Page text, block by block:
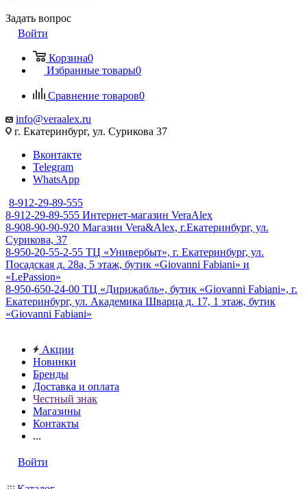
Задать вопрос
Войти
Корзина0
Избранные товары0
Сравнение товаров0
info@veraalex.ru
г. Екатеринбург, ул. Сурикова 37
Вконтакте
Telegram
WhatsApp
8-912-29-89-555
8-912-29-89-555 Интернет-магазин VeraAlex
8-908-90-90-920 Магазин Vera&Alex, г.Екатеринбург, ул.
Сурикова, 37
8-950-20-55-2-55 ТЦ «Универбыт», г. Екатеринбург, ул.
Посадская д. 28а, 5 этаж, бутик «Giovanni Fabiani» и
«LePassion»
8-950-650-24-00 ТЦ «Дирижабль», бутик «Giovanni Fabiani», г.
Екатеринбург, ул. Академика Шварца д. 17, 1 этаж, бутик
«Giovanni Fabiani»
Акции
Новинки
Бренды
Доставка и оплата
Честный знак
Магазины
Контакты
...
Войти